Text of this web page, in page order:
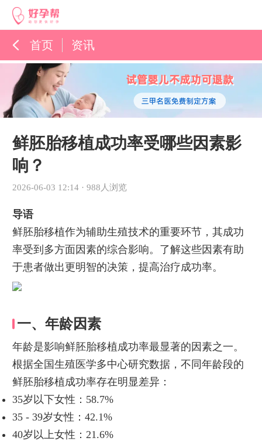
首页 资讯
孕育百科
综合资讯
鲜胚胎移植成功率受哪些因素影
响？
2026-06-03 12:14· 988人浏览
导语
鲜胚胎移植作为辅助生殖技术的重要环节，其成功
率受到多方面因素的综合影响。了解这些因素有助
于患者做出更明智的决策，提高治疗成功率。
一、年龄因素
年龄是影响鲜胚胎移植成功率最显著的因素之一。
根据全国生殖医学多中心研究数据，不同年龄段的
鲜胚胎移植成功率存在明显差异：
35岁以下女性：58.7%
35 - 39岁女性：42.1%
40岁以上女性：21.6%